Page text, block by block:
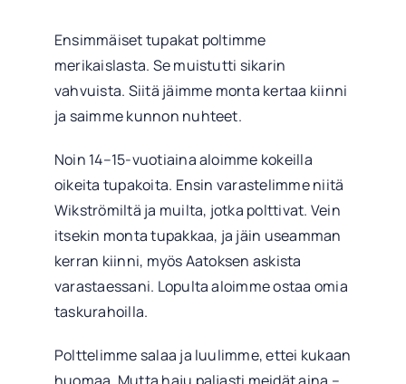
Ensimmäiset tupakat poltimme
merikaislasta. Se muistutti sikarin
vahvuista. Siitä jäimme monta kertaa kiinni
ja saimme kunnon nuhteet.
Noin 14–15-vuotiaina aloimme kokeilla
oikeita tupakoita. Ensin varastelimme niitä
Wikströmiltä ja muilta, jotka polttivat. Vein
itsekin monta tupakkaa, ja jäin useamman
kerran kiinni, myös Aatoksen askista
varastaessani. Lopulta aloimme ostaa omia
taskurahoilla.
Polttelimme salaa ja luulimme, ettei kukaan